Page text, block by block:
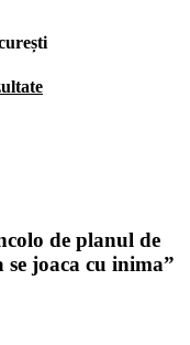
de planul de
joaca cu inima”